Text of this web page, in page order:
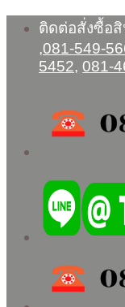
Skip
content
ติดต่อสั่งซื้อสิ
,081-549-
5452, 081-